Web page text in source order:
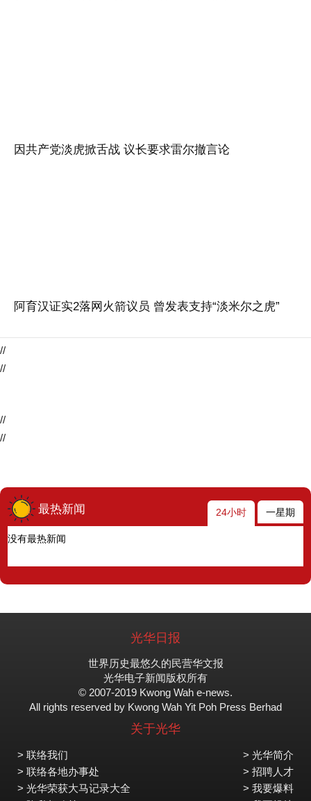
因共产党淡虎掀舌战 议长要求雷尔撤言论
阿育汉证实2落网火箭议员 曾发表支持“淡米尔之虎”
//
//
//
//
最热新闻 24小时 一星期
没有最热新闻
光华日报
世界历史最悠久的民营华文报
光华电子新闻版权所有
© 2007-2019 Kwong Wah e-news.
All rights reserved by Kwong Wah Yit Poh Press Berhad
关于光华
> 联络我们
> 联络各地办事处
> 光华荣获大马记录大全
> 光华简介
> 招聘人才
> 我要爆料